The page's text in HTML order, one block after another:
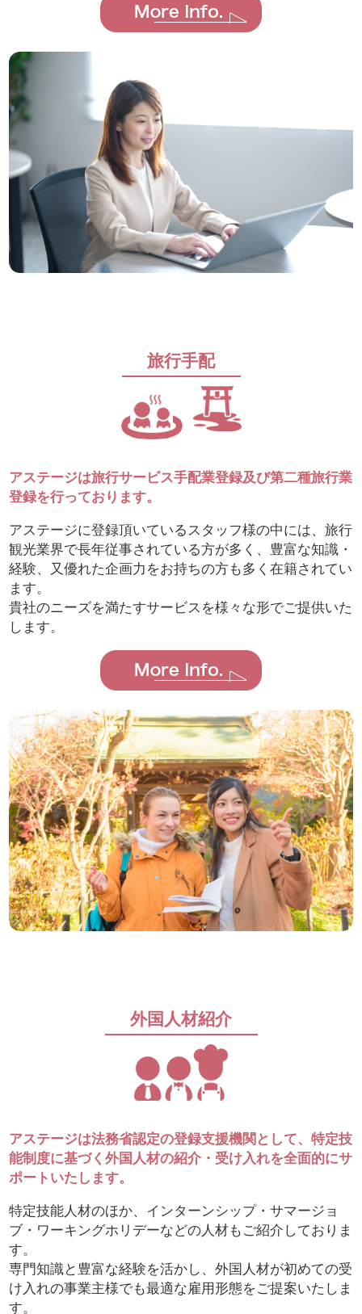
旅行手配
アステージは旅行サービス手配業登録及び第二種旅行業
登録を行っております。
アステージに登録頂いているスタッフ様の中には、旅行
観光業界で長年従事されている方が多く、豊富な知識・
経験、又優れた企画力をお持ちの方も多く在籍されてい
ます。
貴社のニーズを満たすサービスを様々な形でご提供いた
します。
外国人材紹介
アステージは法務省認定の登録支援機関として、特定技
能制度に基づく外国人材の紹介・ 受け入れを全面的にサ
ポートいたします。
特定技能人材のほか、インターンシップ・サマージョ
ブ・ワーキングホリデーなどの人材もご紹介しておりま
す。
専門知識と豊富な経験を活かし、外国人材が初めての受
け入れの事業主様でも最適な雇用形態をご提案いたしま
す。